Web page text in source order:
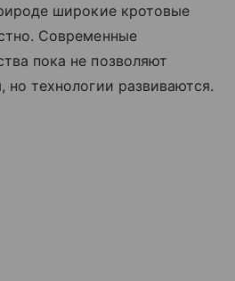
широкие кротовые
Современные
пока не позволяют
но технологии развиваются.